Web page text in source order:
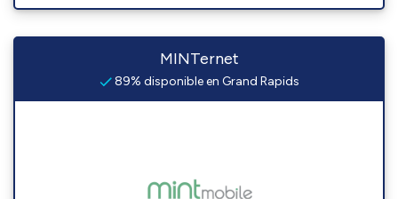
MINTernet
89% disponible en Grand Rapids